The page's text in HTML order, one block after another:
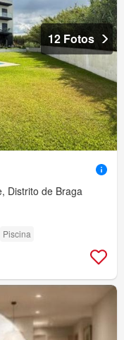
12 Fotos
Distrito de Braga
Piscina